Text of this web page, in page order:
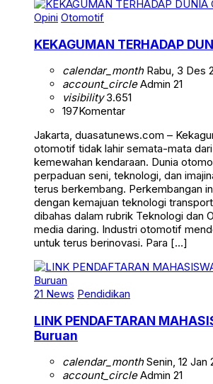
Opini Otomotif
KEKAGUMAN TERHADAP
calendar_monthRabu, 3 Des
account_circleAdmin 21
visibility3.651
197Komentar
Jakarta, duasatunews.com –
otomotif tidak lahir semata-mata
kemewahan kendaraan. Dunia
perpaduan seni, teknologi, dan
terus berkembang. Perkembangan
dengan kemajuan teknologi
dibahas dalam rubrik Teknologi dan
media daring. Industri otomotif
untuk terus berinovasi. Para […]
21 News Pendidikan
LINK PENDAFTARAN
Buruan
calendar_monthSenin, 12 Jan
account_circleAdmin 21